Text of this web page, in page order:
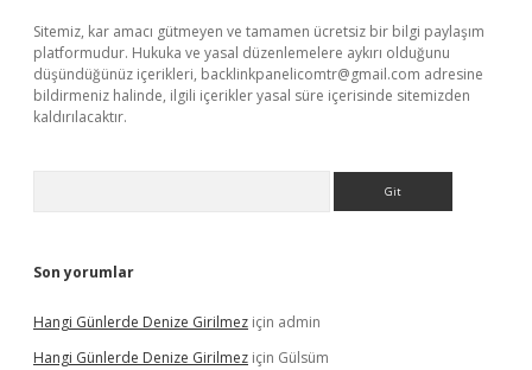
Sitemiz, kar amacı gütmeyen ve tamamen ücretsiz bir bilgi paylaşım
platformudur. Hukuka ve yasal düzenlemelere aykırı olduğunu
düşündüğünüz içerikleri, backlinkpanelicomtr@gmail.com adresine
bildirmeniz halinde, ilgili içerikler yasal süre içerisinde sitemizden
kaldırılacaktır.
Son yorumlar
Hangi Günlerde Denize Girilmez için admin
Hangi Günlerde Denize Girilmez için Gülsüm